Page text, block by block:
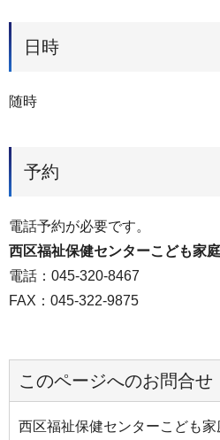
日時
随時
予約
電話予約が必要です。
西区福祉保健センターこども家
電話：045-320-8467
FAX：045-322-9875
このページへのお問合せ
西区福祉保健センターこども家